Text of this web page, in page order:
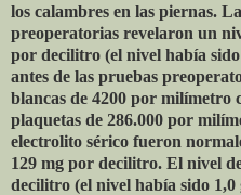
los calambres en las piernas.
preoperatorias revelaron un
por decilitro (el nivel había
antes de las pruebas
blancas de 4200 por milímetro
plaquetas de 286.000 por
electrolito sérico fueron
129 mg por decilitro. El nivel
decilitro (el nivel había sido